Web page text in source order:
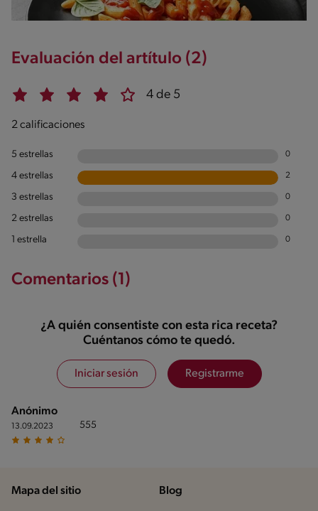
Evaluación del artítulo (2)
4 de 5
2 calificaciones
5 estrellas 0
4 estrellas 2
3 estrellas 0
2 estrellas 0
1 estrella 0
Comentarios (1)
¿A quién consentiste con esta rica receta?
Cuéntanos cómo te quedó.
Iniciar sesión Registrarme
Anónimo
13.09.2023 555
Mapa del sitio Blog